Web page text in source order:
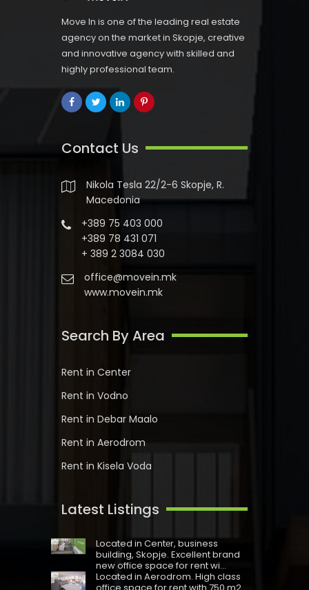
Move In is one of the leading real estate
agency on the market in Skopje, creative
and innovative agency with skilled and
highly professional team.
Contact Us
Nikola Tesla 22/2-6 Skopje, R.
Macedonia
+389 75 403 000
+389 78 431 071
+ 389 2 3084 030
office@movein.mk
www.movein.mk
Search By Area
Rent in Center
Rent in Vodno
Rent in Debar Maalo
Rent in Aerodrom
Rent in Kisela Voda
Latest Listings
Located in Centеr, business
building, Skopje. Excellent brand
new office space for rent wi...
Located in Aerodrom. High class